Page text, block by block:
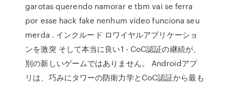
garotas querendo namorar e tbm vai se ferra
por esse hack fake nenhum vídeo funciona seu
merda . インクルード ロワイヤルアプリケーショ
ンを激突 そして本当に良い1 - CoC認証の継続が、
別の新しいゲームではありません。 Androidアプ
リは、巧みにタワーの防衛力学とCoC認証から最も